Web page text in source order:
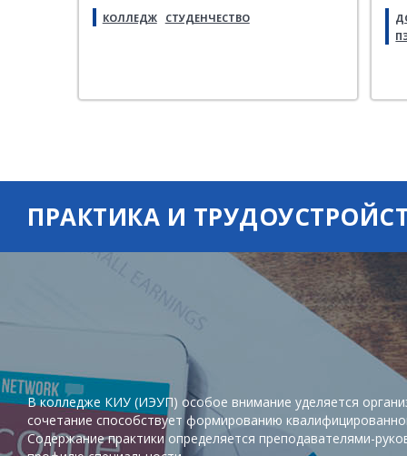
КОЛЛЕДЖ СТУДЕНЧЕСТВО
ПРАКТИКА И
В колледже КИУ (ИЭУП) особое внимание уделяется
сочетание способствует формированию
Содержание практики определяется преподавателями-